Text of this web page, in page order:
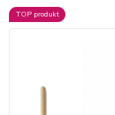
TOP produkt